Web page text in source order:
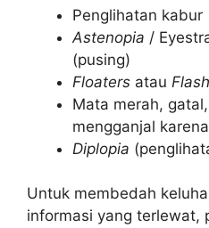
Penglihatan kabur
Astenopia /
(pusing)
Floaters atau
Mata merah,
mengganjal
Diplopia
Untuk membedah
informasi yang terlewat,